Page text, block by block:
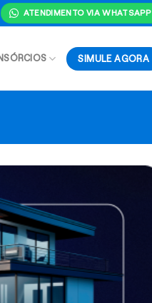
ATENDIMENTO VIA WHATSAPP
SIMULE AGORA